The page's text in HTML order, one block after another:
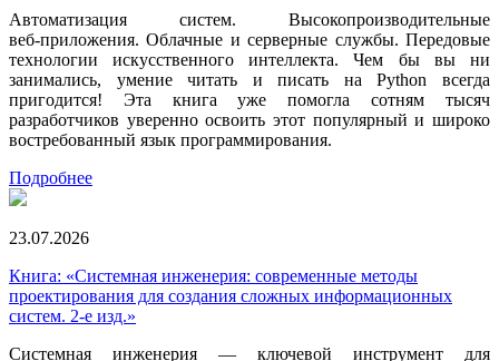
Автоматизация систем. Высокопроизводительные
веб‑приложения. Облачные и серверные службы. Передовые
технологии искусственного интеллекта. Чем бы вы ни
занимались, умение читать и писать на Python всегда
пригодится! Эта книга уже помогла сотням тысяч
разработчиков уверенно освоить этот популярный и широко
востребованный язык программирования.
Подробнее
23.07.2026
Книга: «Системная инженерия: современные методы
проектирования для создания сложных информационных
систем. 2-е изд.»
Системная инженерия — ключевой инструмент для